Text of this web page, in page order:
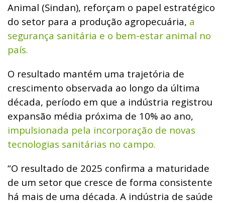
Animal (Sindan), reforçam o papel estratégico
do setor para a produção agropecuária, a
segurança sanitária e o bem-estar animal no
país.
O resultado mantém uma trajetória de
crescimento observada ao longo da última
década, período em que a indústria registrou
expansão média próxima de 10% ao ano,
impulsionada pela incorporação de novas
tecnologias sanitárias no campo.
“O resultado de 2025 confirma a maturidade
de um setor que cresce de forma consistente
há mais de uma década. A indústria de saúde